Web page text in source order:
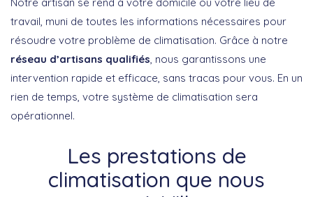
travail, muni de toutes les informations nécessaires pour
résoudre votre problème de climatisation. Grâce à notre
réseau d’artisans qualifiés , nous garantissons une
intervention rapide et efficace, sans tracas pour vous. En un
rien de temps, votre système de climatisation sera
opérationnel.
Les prestations de
climatisation que nous